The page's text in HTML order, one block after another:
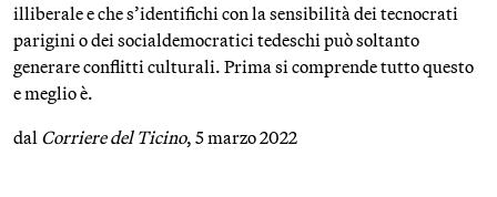
illiberale e che s’identifichi con la sensibilità dei tecnocrati
parigini o dei socialdemocratici tedeschi può soltanto
generare conflitti culturali. Prima si comprende tutto questo
e meglio è.
dal Corriere del Ticino, 5 marzo 2022